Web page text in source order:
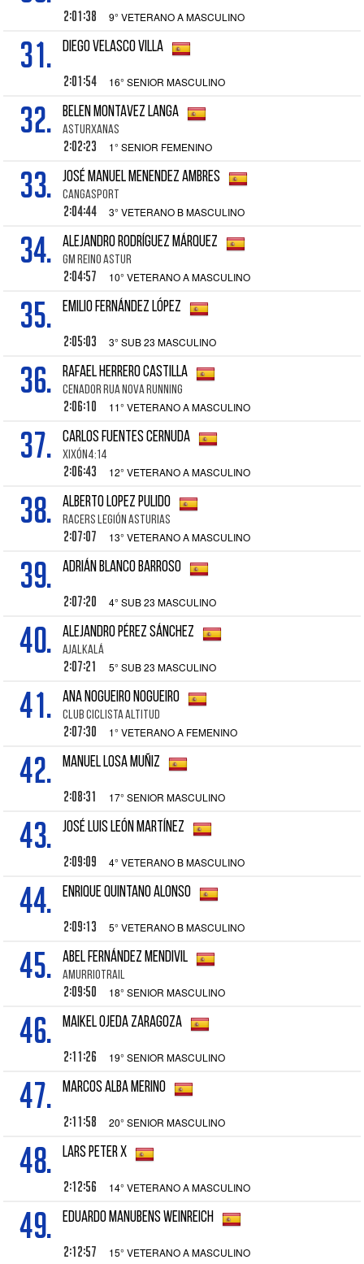
2:01:38 9° VETERANO A MASCULINO
31. DIEGO VELASCO VILLA
2:01:54 16° SENIOR MASCULINO
32. BELEN MONTAVEZ LANGA
ASTURXANAS
2:02:23 1° SENIOR FEMENINO
33. JOSÉ MANUEL MENENDEZ AMBRES
CANGASPORT
2:04:44 3° VETERANO B MASCULINO
34. ALEJANDRO RODRÍGUEZ MÁRQUEZ
GM REINO ASTUR
2:04:57 10° VETERANO A MASCULINO
35. EMILIO FERNÁNDEZ LÓPEZ
2:05:03 3° SUB 23 MASCULINO
36. RAFAEL HERRERO CASTILLA
CENADOR RUA NOVA RUNNING
2:06:10 11° VETERANO A MASCULINO
37. CARLOS FUENTES CERNUDA
XIXÓN4:14
2:06:43 12° VETERANO A MASCULINO
38. ALBERTO LOPEZ PULIDO
RACERS LEGIÓN ASTURIAS
2:07:07 13° VETERANO A MASCULINO
39. ADRIÁN BLANCO BARROSO
2:07:20 4° SUB 23 MASCULINO
40. ALEJANDRO PÉREZ SÁNCHEZ
AJALKALÁ
2:07:21 5° SUB 23 MASCULINO
41. ANA NOGUEIRO NOGUEIRO
CLUB CICLISTA ALTITUD
2:07:30 1° VETERANO A FEMENINO
42. MANUEL LOSA MUÑIZ
2:08:31 17° SENIOR MASCULINO
43. JOSÉ LUIS LEÓN MARTÍNEZ
2:09:09 4° VETERANO B MASCULINO
44. ENRIQUE QUINTANO ALONSO
2:09:13 5° VETERANO B MASCULINO
45. ABEL FERNÁNDEZ MENDIVIL
AMURRIOTRAIL
2:09:50 18° SENIOR MASCULINO
46. MAIKEL OJEDA ZARAGOZA
2:11:26 19° SENIOR MASCULINO
47. MARCOS ALBA MERINO
2:11:58 20° SENIOR MASCULINO
48. LARS PETER X
2:12:56 14° VETERANO A MASCULINO
49. EDUARDO MANUBENS WEINREICH
2:12:57 15° VETERANO A MASCULINO